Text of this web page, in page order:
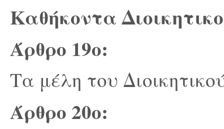
Καθήκοντα
Άρθρο 19ο:
Τα μέλη του
Άρθρο 20ο: